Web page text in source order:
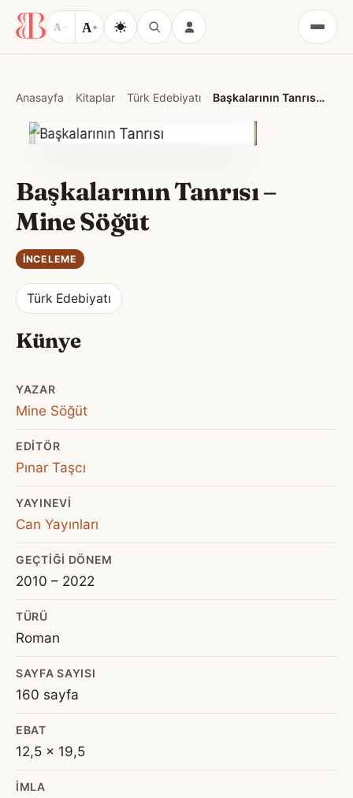
A − A+
Menü
Anasayfa Kitaplar Türk Edebiyatı Başkalarının Tanrısı – Mine Söğüt
Başkalarının Tanrısı –
Mine Söğüt
İNCELEME
Türk Edebiyatı
Künye
YAZAR
Mine Söğüt
EDITÖR
Pınar Taşcı
YAYINEVI
Can Yayınları
GEÇTIĞI DÖNEM
2010 – 2022
TÜRÜ
Roman
SAYFA SAYISI
160 sayfa
EBAT
12,5 x 19,5
İMLA